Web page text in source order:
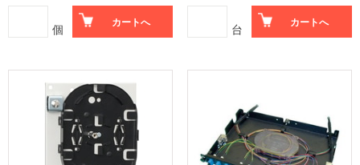
個 カートへ 台 カートへ